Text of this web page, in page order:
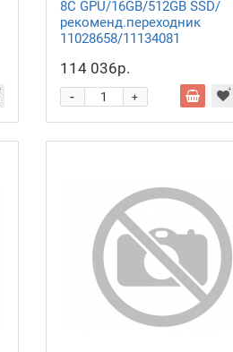
8C GPU/16GB/512GB SSD/
рекоменд.переходник
11028658/11134081
114 036р.
+
-